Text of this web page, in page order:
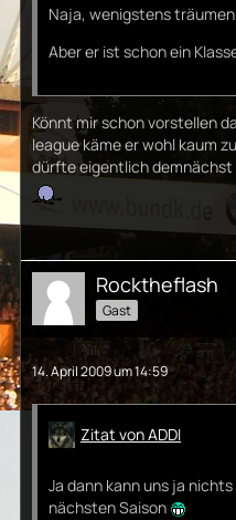
Naja, wenigstens
Aber er ist schon ein
Könnt mir schon vorstellen
league käme er wohl kaum
dürfte eigentlich
Rocktheflash
Gast
14. April 2009 um 14:59
Zitat von ADDI
Ja dann kann uns ja
nächsten Saison